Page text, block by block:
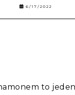
6/17/2022
to